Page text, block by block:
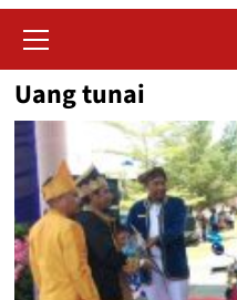
Menu
Uang tunai